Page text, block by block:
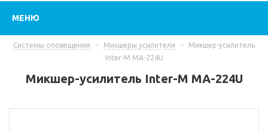
МЕНЮ
Системы оповещения - Микшеры усилители -
Микшер-усилитель
Inter-M MA-224U
Микшер-усилитель Inter-M MA-224U